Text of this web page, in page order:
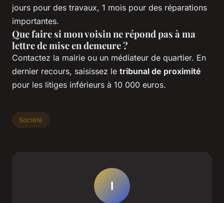
jours pour des travaux, 1 mois pour des réparations
importantes.
Que faire si mon voisin ne répond pas à ma
lettre de mise en demeure ?
Contactez la mairie ou un médiateur de quartier. En
dernier recours, saisissez le tribunal de proximité
pour les litiges inférieurs à 10 000 euros.
Société
I